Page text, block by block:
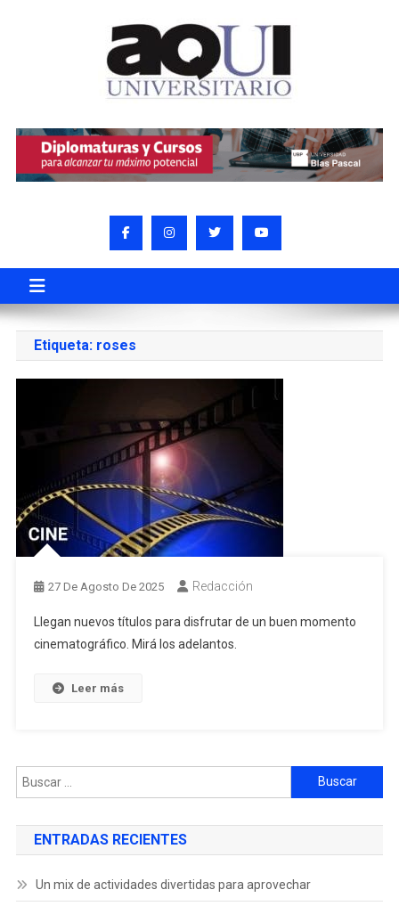
Etiqueta: roses
27 De Agosto De 2025 Redacción
Llegan nuevos títulos para disfrutar de un buen momento
cinematográfico. Mirá los adelantos.
Leer más
ENTRADAS RECIENTES
Un mix de actividades divertidas para aprovechar